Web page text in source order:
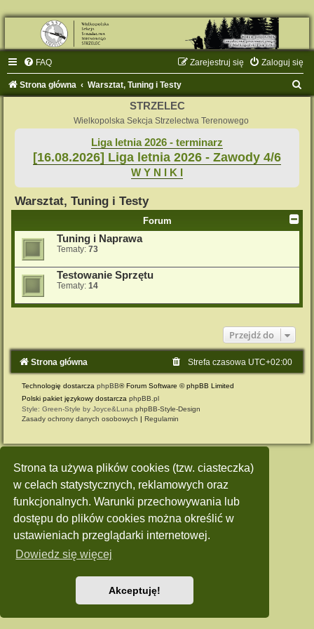
Strona ta używa plików cookies (tzw. ciasteczka)
w celach statystycznych, reklamowych oraz
funkcjonalnych. Warunki przechowywania lub
dostępu do plików cookies można określić w
ustawieniach przeglądarki internetowej.
Dowiedz się więcej
Akceptuję!
FAQ Zaloguj się
Zarejestruj się
Strona główna Warsztat, Tuning i Testy
STRZELEC
Wielkopolska Sekcja Strzelectwa Terenowego
Liga letnia 2026 - terminarz
[16.08.2026] Liga letnia 2026 - Zawody 4/6
W Y N I K I
Warsztat, Tuning i Testy
Forum
Tuning i Naprawa
Tematy: 73
Testowanie Sprzętu
Tematy: 14
Przejdź do
Strona główna Strefa czasowa UTC+02:00
Technologię dostarcza phpBB® Forum Software © phpBB Limited
Polski pakiet językowy dostarcza phpBB.pl
Style: Green-Style by Joyce&Luna phpBB-Style-Design
Zasady ochrony danych osobowych
Regulamin